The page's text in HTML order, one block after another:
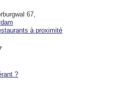
67
à proximité
?